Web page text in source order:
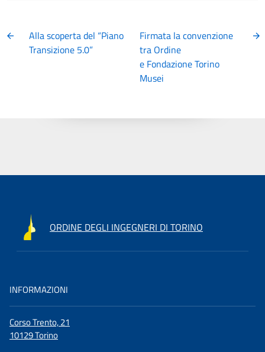
Alla scoperta del “Piano
Transizione 5.0”
Firmata la convenzione
tra Ordine
e Fondazione Torino
Musei
ORDINE DEGLI INGEGNERI DI TORINO
INFORMAZIONI
Corso Trento, 21
10129 Torino